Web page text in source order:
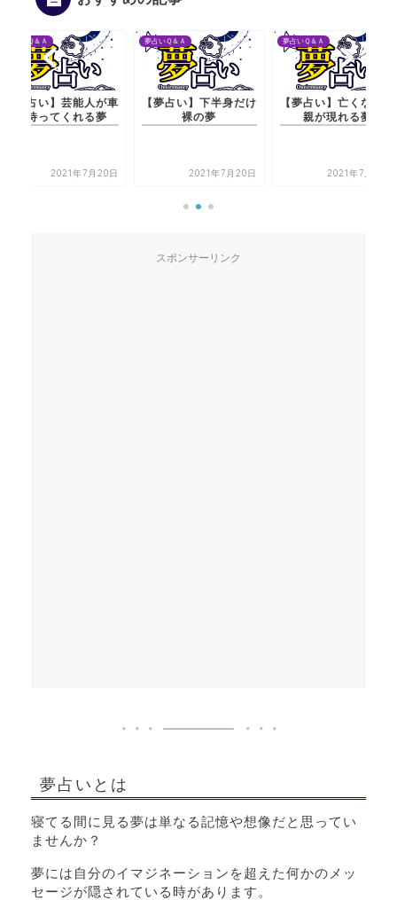
夢占いＱ＆Ａ
【夢占い】芸能人が車
で待ってくれる夢
2021年7月20日
夢占いＱ＆Ａ
【夢占い】下半身だけ
裸の夢
2021年7月20日
夢占いＱ＆Ａ
【夢占い】亡くなった
親が現れる夢
2021年7月20日
スポンサーリンク
夢占いとは
寝てる間に見る夢は単なる記憶や想像だと思ってい
ませんか？
夢には自分のイマジネーションを超えた何かのメッ
セージが隠されている時があります。